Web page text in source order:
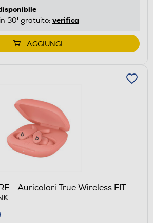
30' gratuito: verifica
AGGIUNGI
- Auricolari True Wireless FIT